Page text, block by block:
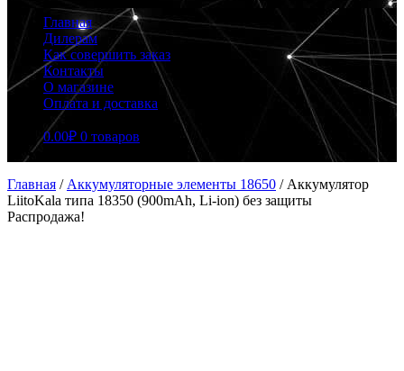
Главная
Дилерам
Как совершить заказ
Контакты
О магазине
Оплата и доставка
0.00₽ 0 товаров
Главная / Аккумуляторные элементы 18650 / Аккумулятор
LiitoKala типа 18350 (900mAh, Li-ion) без защиты
Распродажа!